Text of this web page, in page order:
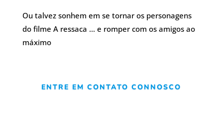
Ou talvez sonhem em se tornar os personagens
do filme A ressaca … e romper com os amigos ao
máximo
ENTRE EM CONTATO CONNOSCO